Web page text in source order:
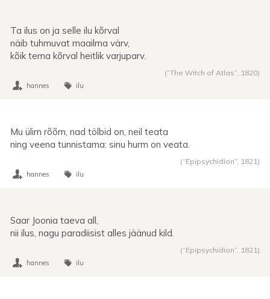
Ta ilus on ja selle ilu kõrval
näib tuhmuvat maailma värv,
kõik tema kõrval heitlik varjuparv.
(“The Witch of Atlas”, 1820)
hannes ilu
Mu ülim rõõm, nad tölbid on, neil teata
ning veena tunnistama: sinu hurm on veata.
(“Epipsychidion”, 1821 )
hannes ilu
Saar Joonia taeva all,
nii ilus, nagu paradiisist alles jäänud kild.
(“Epipsychidion”, 1821 )
hannes ilu